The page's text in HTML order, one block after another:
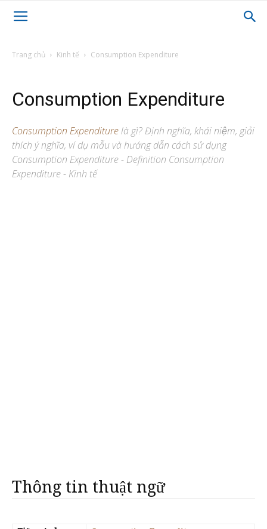
Trang chủ Kinh tế Consumption Expenditure
Consumption Expenditure
Consumption Expenditurelà gì? Định nghĩa, khái niệm, giải
thích ý nghĩa, ví dụ mẫu và hướng dẫn cách sử dụng
Consumption Expenditure - Definition Consumption
Expenditure - Kinh tế
Thông tin thuật ngữ